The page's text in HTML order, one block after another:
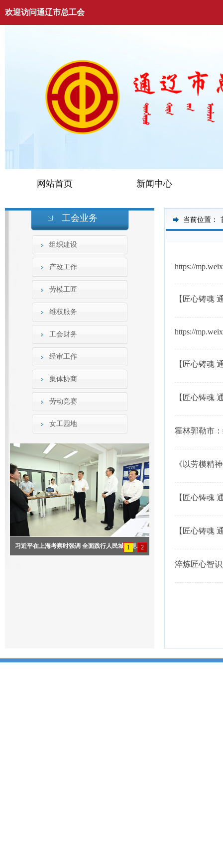
欢迎访问通辽市总工会
网站首页 新闻中心
工会业务
组织建设
产改工作
劳模工匠
维权服务
工会财务
经审工作
集体协商
劳动竞赛
女工园地
习近平在上海考察时强调 全面践行人民城市理念 高质量推进城市更新
1 2
当前位置：
https://
【匠心铸魂
https://
【匠心铸魂
【匠心铸魂
霍林郭勒市
《以劳模精
【匠心铸魂 通达辽阔】匠心
【匠心铸魂
淬炼匠心智